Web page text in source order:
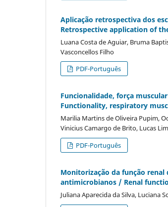
Aplicação retrospectiva dos
Retrospective application of
Luana Costa de Aguiar, Bruma
Vasconcellos Filho
PDF-Português
Funcionalidade, força
Functionality, respiratory
Marilia Martins de Oliveira Pupim,
Vinicius Camargo de Brito, Lucas
PDF-Português
Monitorização da função renal
antimicrobianos / Renal
Juliana Aparecida da Silva, Luciana